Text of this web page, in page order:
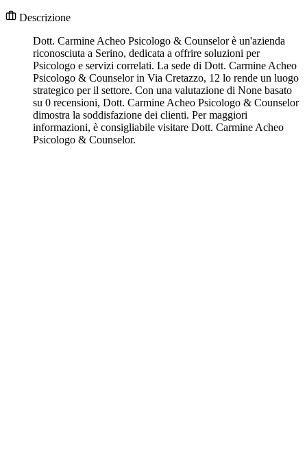
Descrizione
Dott. Carmine Acheo Psicologo & Counselor è un'azienda
riconosciuta a Serino, dedicata a offrire soluzioni per
Psicologo e servizi correlati. La sede di Dott. Carmine Acheo
Psicologo & Counselor in Via Cretazzo, 12 lo rende un luogo
strategico per il settore. Con una valutazione di None basato
su 0 recensioni, Dott. Carmine Acheo Psicologo & Counselor
dimostra la soddisfazione dei clienti. Per maggiori
informazioni, è consigliabile visitare Dott. Carmine Acheo
Psicologo & Counselor.